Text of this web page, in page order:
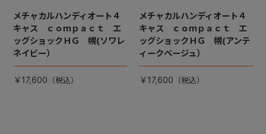
メチャカルハンディオート４
キャス ｃｏｍｐａｃｔ エ
ッグショックＨＧ 幌(ソワレ
ネイビー）
￥17,600
メチャカルハンディオート４
キャス ｃｏｍｐａｃｔ エ
ッグショックＨＧ 幌(アンテ
ィークベージュ）
￥17,600